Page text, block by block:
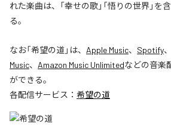
れた楽曲は、「幸せの歌」「悟りの世界」を
る。
なお「希望の道」は、 Apple Music、 Spotify、
Music、 Amazon Music Unlimitedなどの音楽
ができる。
各配信サービス： 希望の道